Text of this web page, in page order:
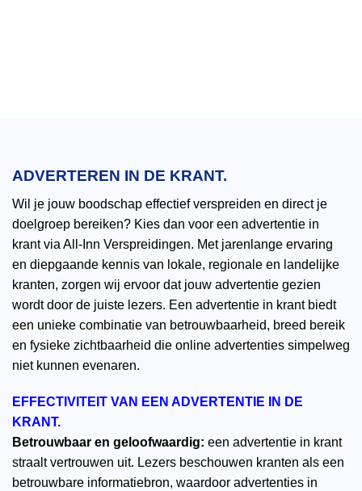
ADVERTEREN IN DE KRANT.
Wil je jouw boodschap effectief verspreiden en direct je
doelgroep bereiken? Kies dan voor een advertentie in
krant via All-Inn Verspreidingen. Met jarenlange ervaring
en diepgaande kennis van lokale, regionale en landelijke
kranten, zorgen wij ervoor dat jouw advertentie gezien
wordt door de juiste lezers. Een advertentie in krant biedt
een unieke combinatie van betrouwbaarheid, breed bereik
en fysieke zichtbaarheid die online advertenties simpelweg
niet kunnen evenaren.
EFFECTIVITEIT VAN EEN ADVERTENTIE IN DE
KRANT.
Betrouwbaar en geloofwaardig: een advertentie in krant
straalt vertrouwen uit. Lezers beschouwen kranten als een
betrouwbare informatiebron, waardoor advertenties in